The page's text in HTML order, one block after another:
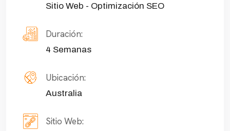
Sitio Web - Optimización SEO
Duración:
4 Semanas
Ubicación:
Australia
Sitio Web: